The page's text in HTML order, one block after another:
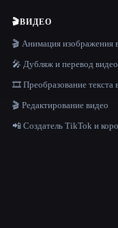
🎬ВИДЕО
🎬 Анимация изображения
🎤 Дубляж и перевод видео
🎞️ Преобразование текста
🎬 Редактирование видео
📲 Создатель TikTok и